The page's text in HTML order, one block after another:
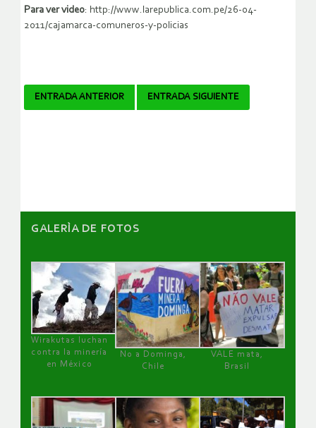
Para ver video: http://www.larepublica.com.pe/26-04-
2011/cajamarca-comuneros-y-policias
Navegador
ENTRADA ANTERIOR ENTRADA SIGUIENTE
GALERÌA DE FOTOS
Wirakutas luchan
contra la minería
en México
No a Dominga,
Chile
VALE mata,
Brasil